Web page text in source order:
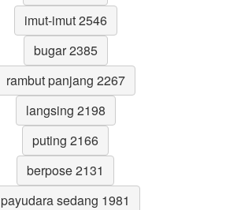
imut-imut 2546
bugar 2385
rambut panjang 2267
langsing 2198
puting 2166
berpose 2131
payudara sedang 1981